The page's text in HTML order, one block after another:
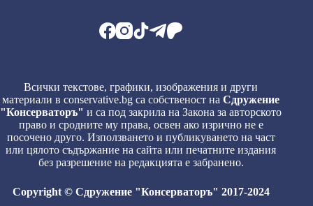
Всички текстове, графики, изображения и други
материали в conservative.bg са собственост наСдружение
"Консерваторъ" и са под закрила на Закона за авторското
право и сродните му права, освен ако изрично не е
посочено друго. Използването и публикуването на част
или цялото съдържание на сайта или печатните издания
без разрешение на редакцията е забранено.
Copyright © Сдружение "Консерваторъ" 2017-2024